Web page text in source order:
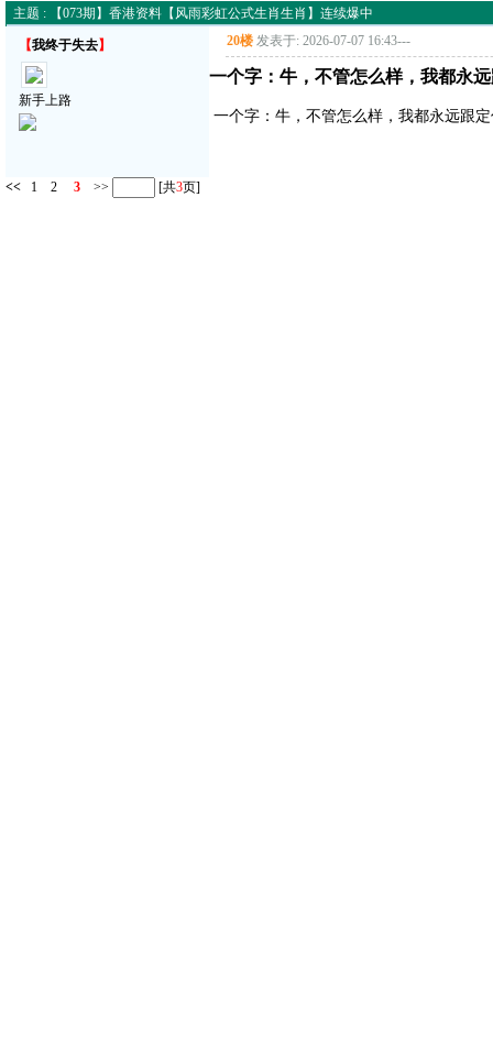
主题 : 【073期】香港资料【风雨彩虹公式生肖生肖】连续爆中
【我终于失去】
新手上路
20楼 发表于: 2026-07-07 16:43---
一个字：牛，不管怎么样，我都永
一个字：牛，不管怎么样，我都永远跟
<< 1 2 3 >> [共3页]